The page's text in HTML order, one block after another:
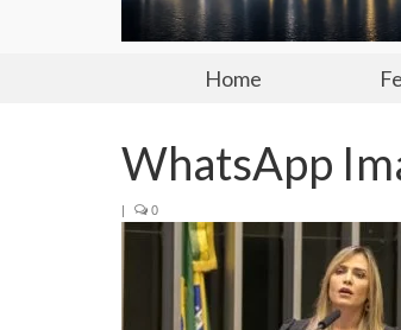
Home
WhatsApp
| 0